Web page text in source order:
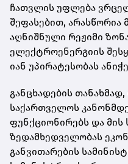
ჩათვლის უფლება
შეფასებით, არასწორია
აღნიშნული რეჟიმი
ელექტროენერგიის
იან უპირატესობას
განცხადების
საქართველოს
ფუნქციონირებს და მის
ზედამხედველობას
განვითარების